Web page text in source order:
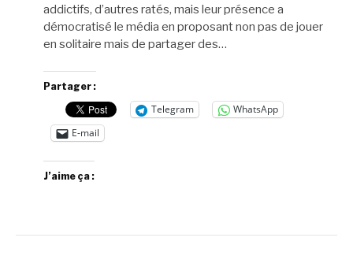
addictifs, d’autres ratés, mais leur présence a
démocratisé le média en proposant non pas de jouer
en solitaire mais de partager des…
Partager :
Telegram
WhatsApp
E-mail
J’aime ça :